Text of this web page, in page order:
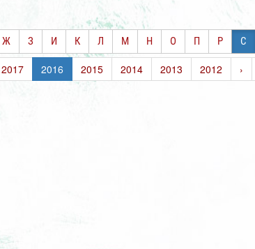
Ж З И К Л М Н О П Р С
2017 2016 2015 2014 2013 2012 ›